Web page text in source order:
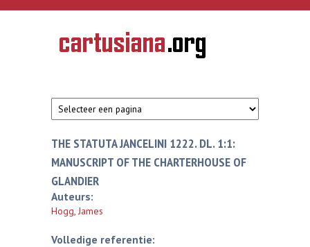
Overslaan en naar de inhoud gaan
CARTUSIANA
Geschiedenis
van de
THE STATUTA JANCELINI 1222. DL. 1:1:
MANUSCRIPT OF THE CHARTERHOUSE OF
GLANDIER
Auteurs:
Hogg, James
Volledige referentie: